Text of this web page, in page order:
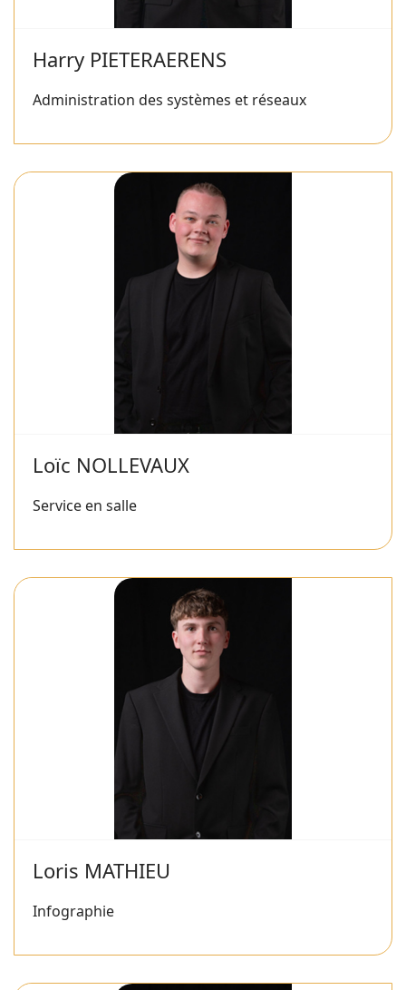
Harry PIETERAERENS
Administration des systèmes et réseaux
Loïc NOLLEVAUX
Service en salle
Loris MATHIEU
Infographie